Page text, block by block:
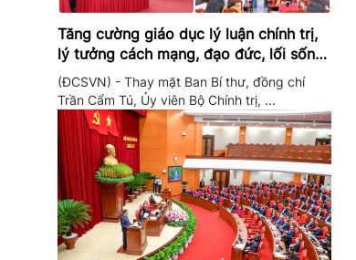
Tăng cường giáo dục lý luận chính trị,
lý tưởng cách mạng, đạo đức, lối sống,
ý thức công dân trong hệ thống giáo
dục quốc dân
(ĐCSVN) - Thay mặt Ban Bí thư, đồng chí
Trần Cẩm Tú, Ủy viên Bộ Chính trị, ...